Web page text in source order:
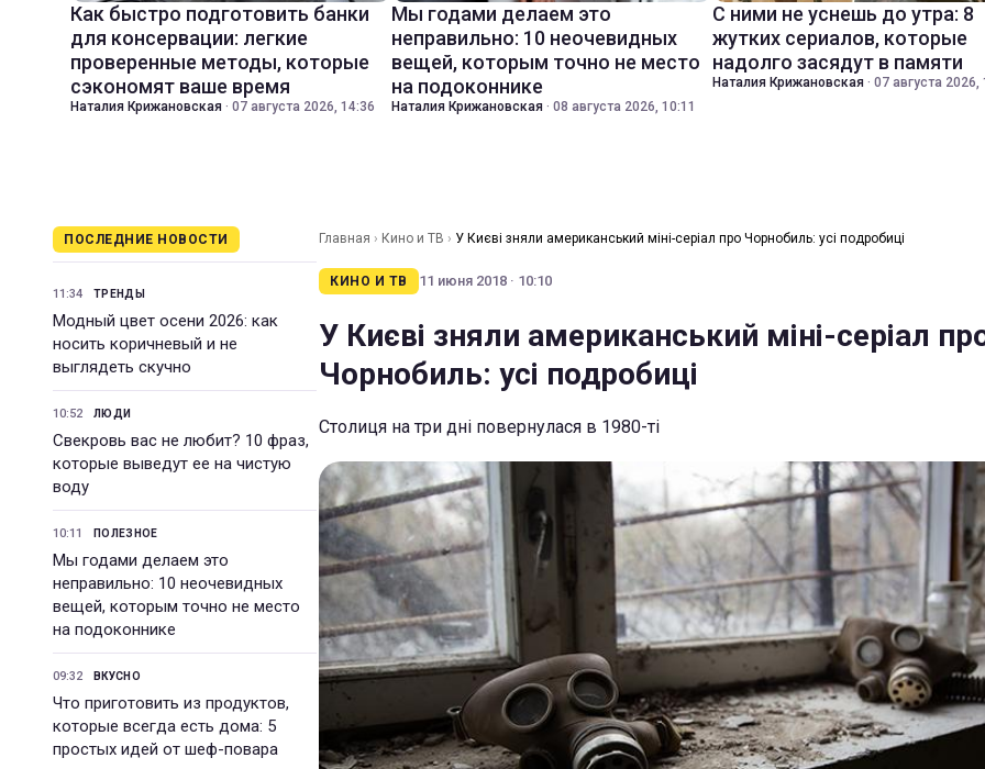
Как быстро подготовить банки
для консервации: легкие
проверенные методы, которые
сэкономят ваше время
Наталия Крижановская · 07 августа 2026, 14:36
Мы годами делаем это
неправильно: 10 неочевидных
вещей, которым точно не место
на подоконнике
Наталия Крижановская · 08 августа 2026, 10:11
С ними не уснешь до утра: 8
жутких сериалов, которые
надолго засядут в памяти
Наталия Крижановская · 07 августа 2026,
ПОСЛЕДНИЕ НОВОСТИ
11:34 ТРЕНДЫ
Модный цвет осени 2026: как
носить коричневый и не
выглядеть скучно
10:52 ЛЮДИ
Свекровь вас не любит? 10 фраз,
которые выведут ее на чистую
воду
10:11 ПОЛЕЗНОЕ
Мы годами делаем это
неправильно: 10 неочевидных
вещей, которым точно не место
на подоконнике
09:32 ВКУСНО
Что приготовить из продуктов,
которые всегда есть дома: 5
простых идей от шеф-повара
Главная › Кино и ТВ › У Києві зняли американський міні-серіал про Чорнобиль: усі подробиці
КИНО И ТВ 11 июня 2018 · 10:10
У Києві зняли американський міні-серіал
Чорнобиль: усі подробиці
Столиця на три дні повернулася в 1980-ті